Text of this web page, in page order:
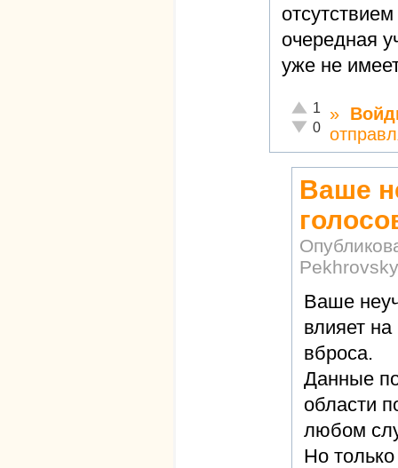
очередная
уже не
Отлично!
1
Неадекватно!
0
»
Ваше
Pekhrovsky
Ваше
влияет
вброса.
Данные
области
любом
Но